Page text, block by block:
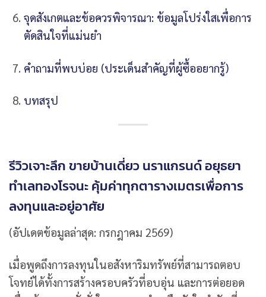
จุดสังเกตและข้อควรพิจารณา: ข้อมูลโปร่งใสเพื่อการ
ตัดสินใจที่แม่นยำ
คำถามที่พบบ่อย (ประเด็นสำคัญที่ผู้ซื้ออยากรู้)
บทสรุป
รีวิวเจาะลึก ขายบ้านเดี่ยว นราแกรนด์ อยุธยา
ทำเลทองโรจนะ คุ้มค่าทุกตารางเมตรเพื่อการ
ลงทุนและอยู่อาศัย
(อัปเดตข้อมูลล่าสุด: กรกฎาคม 2569)
เมื่อพูดถึงการลงทุนในอสังหาริมทรัพย์ที่สามารถตอบ
โจทย์ได้ทั้งการสร้างครอบครัวที่อบอุ่น และการต่อยอด